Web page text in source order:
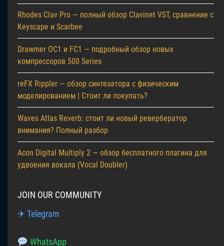
Rhodes Clav Pro — полный обзор Clavinet VST, сравнение с
Keyscape и Scarbee
Drawmer OC1 и FC1 — подробный обзор новых
компрессоров 500 Series
reFX Rippler — обзор синтезатора с физическим
моделированием | Стоит ли покупать?
Waves Atlas Reverb: стоит ли новый ревербератор
внимания? Полный разбор
Acon Digital Multiply 2 — обзор бесплатного плагина для
удвоения вокала (Vocal Doubler)
JOIN OUR COMMUNITY
✈ Telegram
WhatsApp